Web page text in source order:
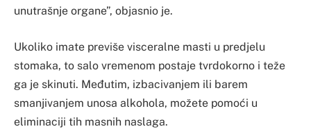
unutrašnje organe”, objasnio je.
Ukoliko imate previše visceralne masti u predjelu
stomaka, to salo vremenom postaje tvrdokorno i teže
ga je skinuti. Međutim, izbacivanjem ili barem
smanjivanjem unosa alkohola, možete pomoći u
eliminaciji tih masnih naslaga.